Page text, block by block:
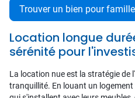
Trouver un bien pour
Location longue
sérénité pour
La location nue est la stratégie de
tranquillité. En louant un